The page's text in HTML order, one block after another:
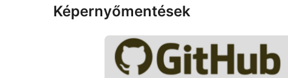
Képernyőmentések